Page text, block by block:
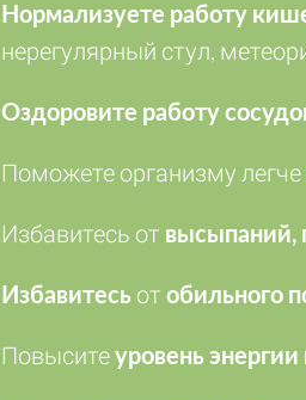
Нормализуете работу
нерегулярный стул,
Оздоровите работу
Поможете организму легче
Избавитесь от высыпаний,
Избавитесь от обильного
Повыситеуровень энергии